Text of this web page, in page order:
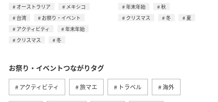
オーストラリア
メキシコ
台湾
お祭り・イベント
アクティビティ
年末年始
クリスマス
冬
年末年始
秋
クリスマス
冬 夏
お祭り・イベントつながりタグ
アクティビティ 旅マエ トラベル 海外